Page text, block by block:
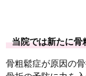
当院では新たに骨
骨粗鬆症が原因の